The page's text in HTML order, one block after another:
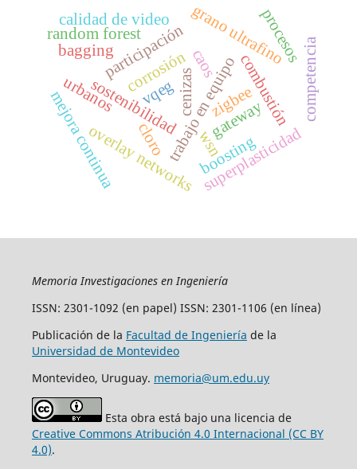
sostenibilidadtrabajo en equipocombustión
cenizas
cloro
corrosión
wsn
gateway
overlay networks
zigbee
superplasticidad
grano ultrafino
mejora continua
procesos
participación
boosting
bagging
random forest
calidad de video
vqeg
caos competencia
urbanos
Memoria Investigaciones en Ingeniería
ISSN: 2301-1092 (en papel) ISSN: 2301-1106 (en línea)
Publicación de la Facultad de Ingeniería de la
Universidad de Montevideo
Montevideo, Uruguay. memoria@um.edu.uy
Esta obra está bajo una licencia de
Creative Commons Atribución 4.0 Internacional (CC BY
4.0).